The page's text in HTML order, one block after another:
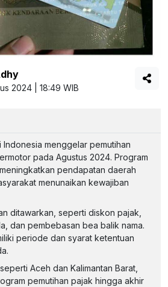
2024 | 18:49 WIB
Indonesia menggelar pemutihan
pada Agustus 2024. Program
pendapatan daerah
menunaikan kewajiban
ditawarkan, seperti diskon pajak,
dan pembebasan bea balik nama.
periode dan syarat ketentuan
Aceh dan Kalimantan Barat,
pemutihan pajak hingga akhir